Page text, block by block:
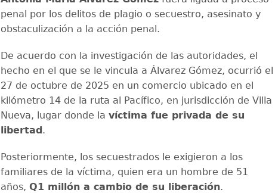
penal por los delitos de plagio o secuestro, asesinato y
obstaculización a la acción penal.
De acuerdo con la investigación de las autoridades, el
hecho en el que se le vincula a Álvarez Gómez, ocurrió el
27 de octubre de 2025 en un comercio ubicado en el
kilómetro 14 de la ruta al Pacífico, en jurisdicción de Villa
Nueva, lugar donde la víctima fue privada de su
libertad.
Posteriormente, los secuestrados le exigieron a los
familiares de la víctima, quien era un hombre de 51
años, Q1 millón a cambio de su liberación.